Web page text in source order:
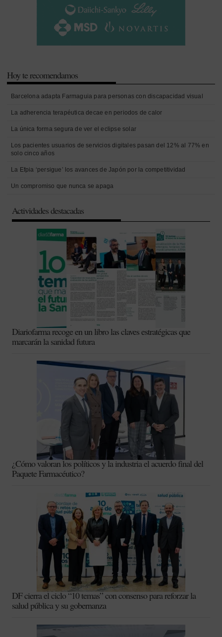
Hoy te recomendamos
Barcelona adapta Farmaguia para personas con discapacidad visual
La adherencia terapéutica decae en periodos de calor
La única forma segura de ver el eclipse solar
Los pacientes usuarios de servicios digitales pasan del 12% al 77% en
solo cinco años
La Efpia ‘persigue’ los avances de Japón por la competitividad
Un compromiso que nunca se apaga
Actividades destacadas
Diariofarma recoge en un libro las claves estratégicas que
marcarán la sanidad futura
¿Cómo valoran los políticos y la industria el acuerdo final del
Paquete Farmacéutico?
DF cierra el ciclo “10 temas” con consenso para reforzar la
salud pública y su gobernanza